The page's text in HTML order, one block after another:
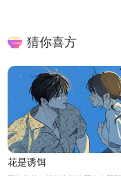
猜你喜方
花是诱饵